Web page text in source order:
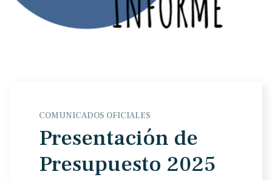
COMUNICADOS OFICIALES
Presentación de
Presupuesto 2025